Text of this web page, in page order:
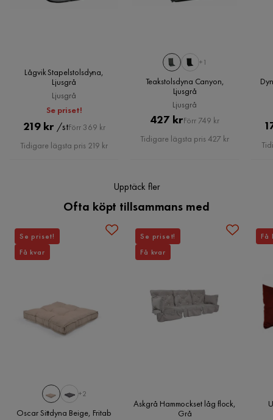
Färg
Läs våraKöpvillkor
Lågvik Stapelstolsdyna,
Ljusgrå
Ljusgrå
Se priset!
Pris
219 kr /stOriginal
Pris
Förr 369 kr
Tidigare lägsta pris 219 kr
+1
Teakstolsdyna Canyon,
Ljusgrå
Ljusgrå
Pris
427 krOriginal
Pris
Förr 749 kr
Tidigare lägsta pris 427 kr
Upptäck fler
Ofta köpt tillsammans med
+2
Oscar Sittdyna Beige, Fritab
Se priset!
Få kvar
Askgrå Hammockset låg flock,
Grå
Se priset!
Få kvar
Få